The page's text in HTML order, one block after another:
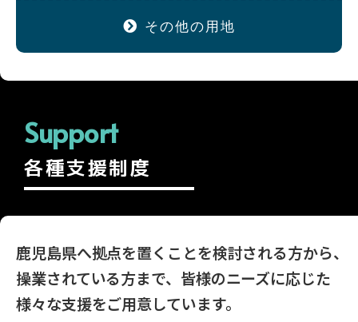
その他の用地
Support
各種支援制度
鹿児島県へ拠点を置くことを検討される方から、
操業されている方まで、皆様のニーズに応じた
様々な支援をご用意しています。